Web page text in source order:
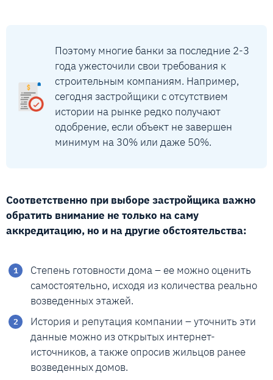
Поэтому многие банки за последние 2-3
года ужесточили свои требования к
строительным компаниям. Например,
сегодня застройщики с отсутствием
истории на рынке редко получают
одобрение, если объект не завершен
минимум на 30% или даже 50%.
Соответственно при выборе застройщика важно
обратить внимание не только на саму
аккредитацию, но и на другие обстоятельства:
Степень готовности дома – ее можно оценить
самостоятельно, исходя из количества реально
возведенных этажей.
История и репутация компании – уточнить эти
данные можно из открытых интернет-
источников, а также опросив жильцов ранее
возведенных домов.